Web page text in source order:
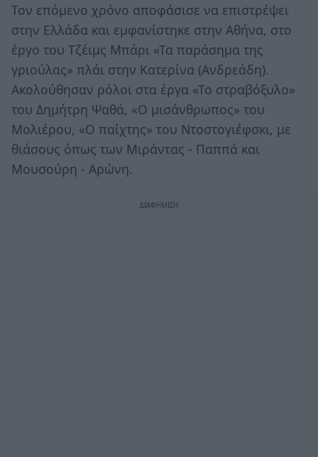
Τον επόμενο χρόνο αποφάσισε να επιστρέψει
στην Ελλάδα και εμφανίστηκε στην Αθήνα, στο
έργο του Τζέιμς Μπάρι «Τα παράσημα της
γριούλας» πλάι στην Κατερίνα (Ανδρεάδη).
Ακολούθησαν ρόλοι στα έργα «Το στραβόξυλο»
του Δημήτρη Ψαθά, «Ο μισάνθρωπος» του
Μολιέρου, «Ο παίχτης» του Ντοστογιέφσκι, με
θιάσους όπως των Μιράντας - Παππά και
Μουσούρη - Αρώνη.